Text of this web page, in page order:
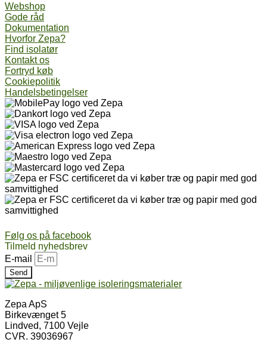
Webshop
Gode råd
Dokumentation
Hvorfor Zepa?
Find isolatør
Kontakt os
Fortryd køb
Cookiepolitik
Handelsbetingelser
Følg os på facebook
Tilmeld nyhedsbrev
E-mail
Send
Zepa ApS
Birkevænget 5
Lindved, 7100 Vejle
CVR. 39036967